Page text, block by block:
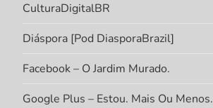
CulturaDigitalBR
Diáspora [Pod DiasporaBrazil]
Facebook – O Jardim Murado.
Google Plus – Estou. Mais Ou Menos.